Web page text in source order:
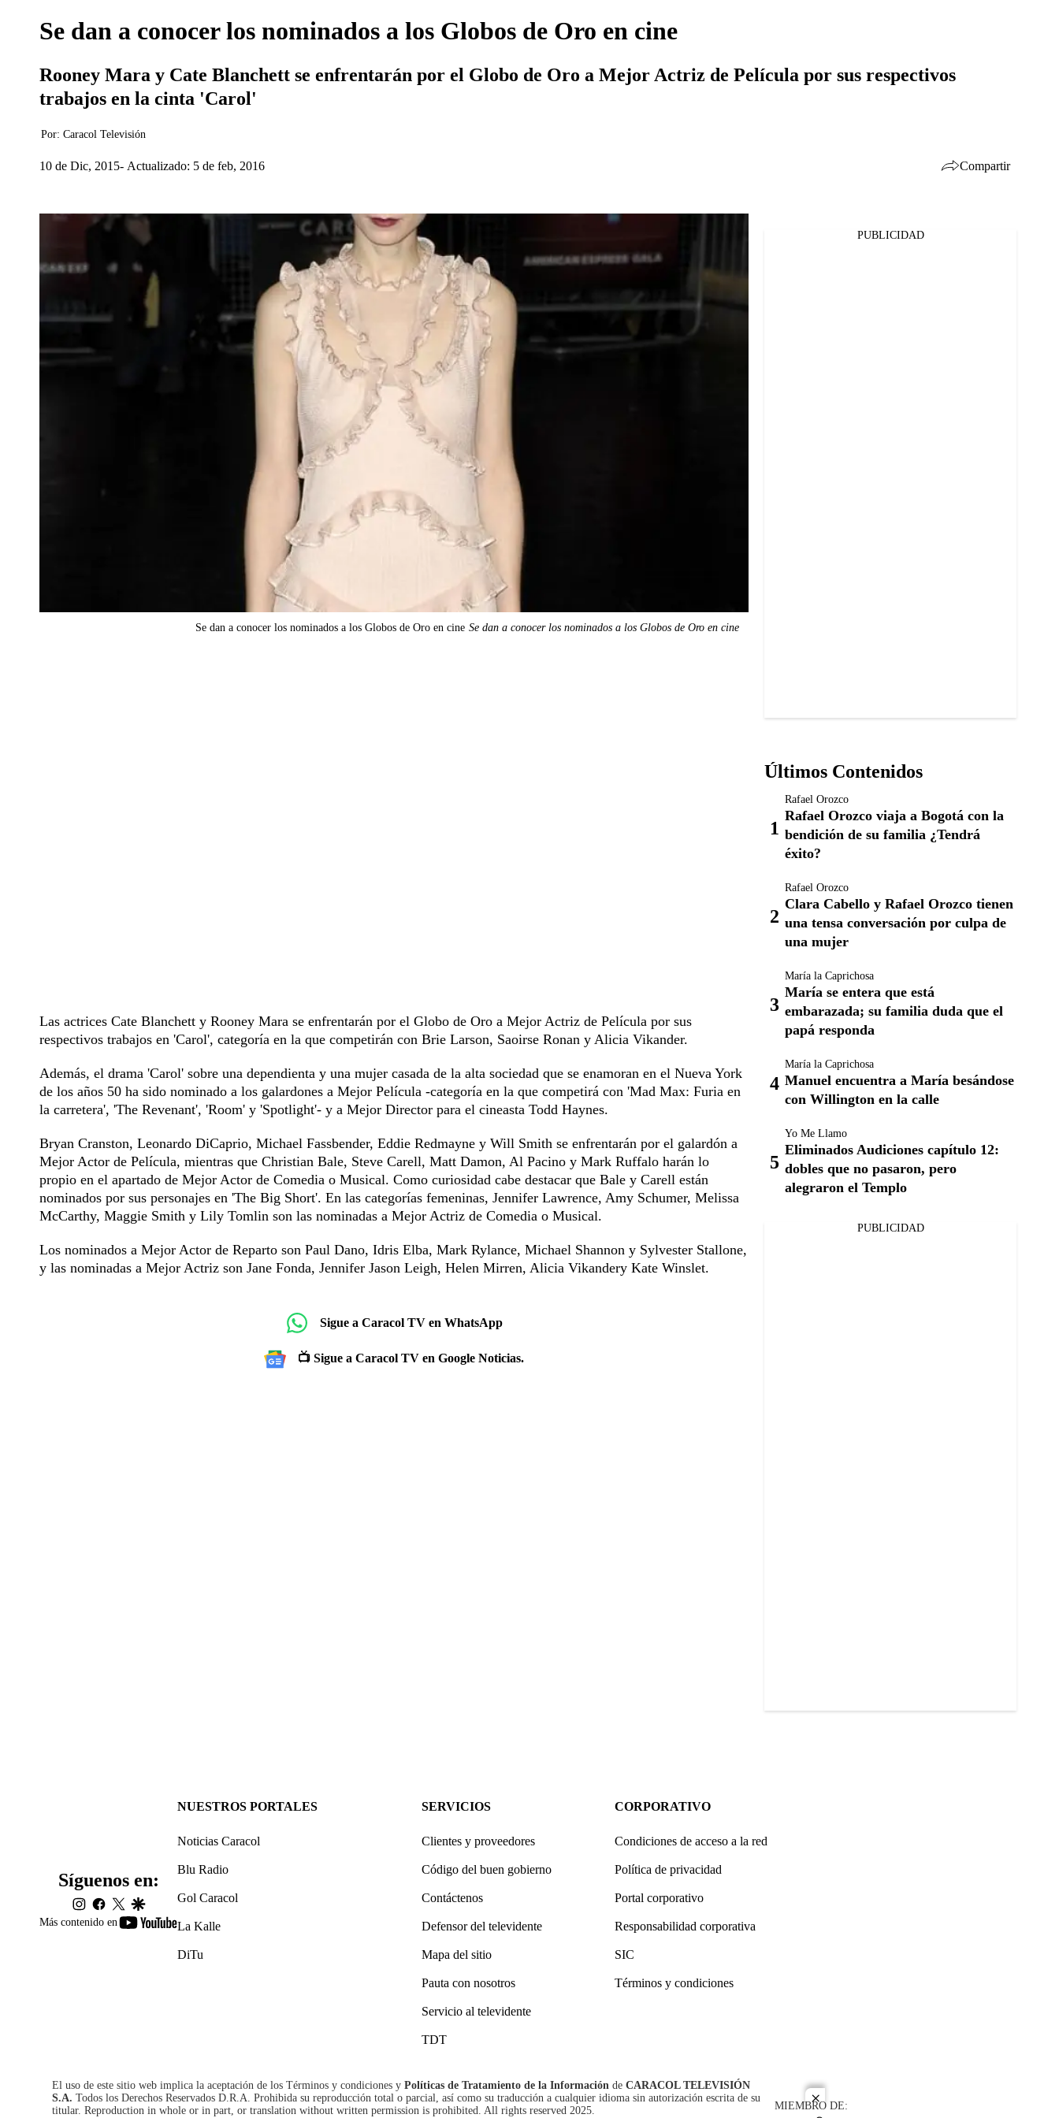
close
Se dan a conocer los nominados a los Globos de Oro en cine
Rooney Mara y Cate Blanchett se enfrentarán por el Globo de Oro a Mejor Actriz de Película por sus respectivos
trabajos en la cinta 'Carol'
Por: Caracol Televisión
10 de Dic, 2015 Actualizado: 5 de feb, 2016 Compartir
Se dan a conocer los nominados a los Globos de Oro en cine Se dan a conocer los nominados a los Globos de Oro en cine
Las actrices Cate Blanchett y Rooney Mara se enfrentarán por el Globo de Oro a Mejor Actriz de Película por sus
respectivos trabajos en 'Carol', categoría en la que competirán con Brie Larson, Saoirse Ronan y Alicia Vikander.
Además, el drama 'Carol' sobre una dependienta y una mujer casada de la alta sociedad que se enamoran en el Nueva York
de los años 50 ha sido nominado a los galardones a Mejor Película -categoría en la que competirá con 'Mad Max: Furia en
la carretera', 'The Revenant', 'Room' y 'Spotlight'- y a Mejor Director para el cineasta Todd Haynes.
Bryan Cranston, Leonardo DiCaprio, Michael Fassbender, Eddie Redmayne y Will Smith se enfrentarán por el galardón a
Mejor Actor de Película, mientras que Christian Bale, Steve Carell, Matt Damon, Al Pacino y Mark Ruffalo harán lo
propio en el apartado de Mejor Actor de Comedia o Musical. Como curiosidad cabe destacar que Bale y Carell están
nominados por sus personajes en 'The Big Short'. En las categorías femeninas, Jennifer Lawrence, Amy Schumer, Melissa
McCarthy, Maggie Smith y Lily Tomlin son las nominadas a Mejor Actriz de Comedia o Musical.
Los nominados a Mejor Actor de Reparto son Paul Dano, Idris Elba, Mark Rylance, Michael Shannon y Sylvester Stallone,
y las nominadas a Mejor Actriz son Jane Fonda, Jennifer Jason Leigh, Helen Mirren, Alicia Vikandery Kate Winslet.
Sigue a Caracol TV en WhatsApp
📺 Sigue a Caracol TV en Google Noticias.
PUBLICIDAD
Últimos Contenidos
Rafael Orozco
Rafael Orozco viaja a Bogotá con la
bendición de su familia ¿Tendrá
éxito?
Rafael Orozco
Clara Cabello y Rafael Orozco tienen
una tensa conversación por culpa de
una mujer
María la Caprichosa
María se entera que está
embarazada; su familia duda que el
papá responda
María la Caprichosa
Manuel encuentra a María besándose
con Willington en la calle
Yo Me Llamo
Eliminados Audiciones capítulo 12:
dobles que no pasaron, pero
alegraron el Templo
PUBLICIDAD
Más contenido en
youtube-
Síguenos en:
instagram
facebook
twittergoogle
NUESTROS PORTALES
Noticias Caracol
Blu Radio
Gol Caracol
La Kalle
DiTu
SERVICIOS
Clientes y proveedores
Código del buen gobierno
Contáctenos
Defensor del televidente
Mapa del sitio
Pauta con nosotros
Servicio al televidente
TDT
CORPORATIVO
Condiciones de acceso a la red
Política de privacidad
Portal corporativo
Responsabilidad corporativa
SIC
Términos y condiciones
El uso de este sitio web implica la aceptación de los Términos y condiciones y Políticas de Tratamiento de la Información de CARACOL TELEVISIÓN
S.A. Todos los Derechos Reservados D.R.A. Prohibida su reproducción total o parcial, así como su traducción a cualquier idioma sin autorización escrita de su
titular. Reproduction in whole or in part, or translation without written permission is prohibited. All rights reserved 2025.
MIEMBRO DE: